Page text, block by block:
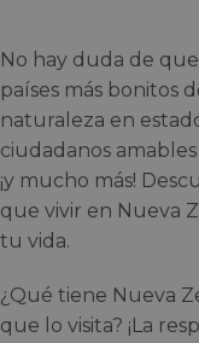
No hay duda de
países más bonitos
naturaleza en
ciudadanos
¡y mucho más!
que vivir en Nueva
tu vida.
¿Qué tiene Nueva
que lo visita? ¡La